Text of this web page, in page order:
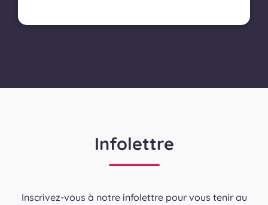
Infolettre
Inscrivez-vous à notre infolettre pour vous tenir au